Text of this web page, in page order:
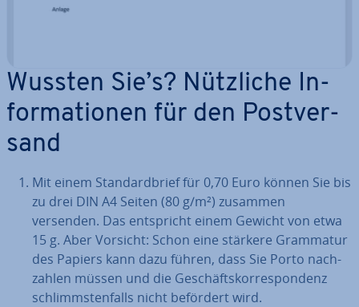
Wussten Sie’s? Nützliche In­
for­ma­tio­nen für den Post­ver­
sand
Mit einem Stan­dard­brief für 0,70 Euro können Sie bis
zu drei DIN A4 Seiten (80 g/m²) zusammen
versenden. Das ent­spricht einem Gewicht von etwa
15 g. Aber Vorsicht: Schon eine stärkere Grammatur
des Papiers kann dazu führen, dass Sie Porto nach­
zah­len müssen und die Ge­schäfts­kor­re­spon­denz
schlimms­ten­falls nicht befördert wird.